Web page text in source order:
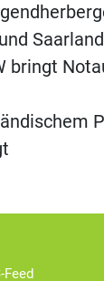
Saarland
bringt
Feed